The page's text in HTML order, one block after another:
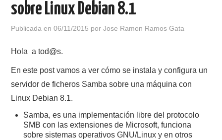
sobre Linux Debian 8.1
Publicada en06/11/2015 porJose Ramon Ramos Gata
Hola a tod@s.
En este post vamos a ver cómo se instala y configura un
servidor de ficheros Samba sobre una máquina con
Linux Debian 8.1.
Samba, es una implementación libre del protocolo
SMB con las extensiones de Microsoft, funciona
sobre sistemas operativos GNU/Linux y en otros